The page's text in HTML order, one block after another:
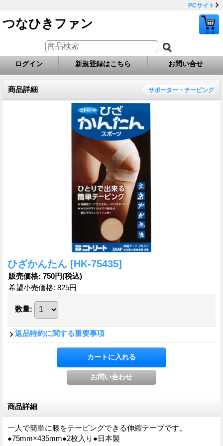
PCサイト
つなひきファン
ログイン 新規登録はこちら お問い合せ
商品詳細 サポーター・テーピング
ひざかんたん [HK-75435]
販売価格: 750円(税込)
希望小売価格: 825円
数量:
返品特約に関する重要事項
商品詳細
一人で簡単に膝をテーピングできる伸縮テープです。
●75mm×435mm●2枚入り●日本製